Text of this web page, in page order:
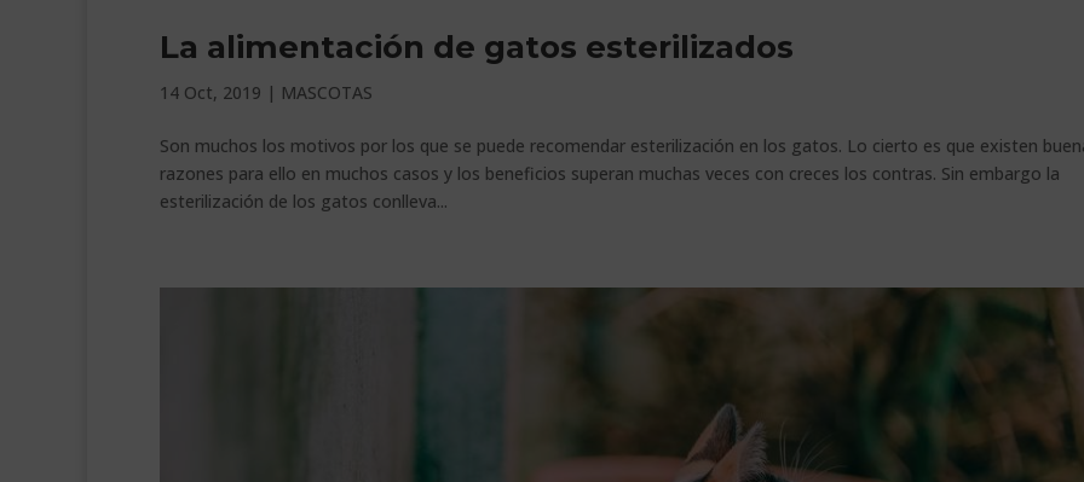
La alimentación de gatos esterilizados
14 Oct, 2019 | MASCOTAS
Son muchos los motivos por los que se puede recomendar esterilización en los gatos. Lo cierto es que existen
razones para ello en muchos casos y los beneficios superan muchas veces con creces los contras. Sin embargo la
esterilización de los gatos conlleva...